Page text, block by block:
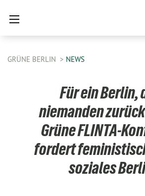
GRÜNE BERLIN NEWS
Für ein Berlin,
niemanden
Grüne FLINTA-
fordert
soziales